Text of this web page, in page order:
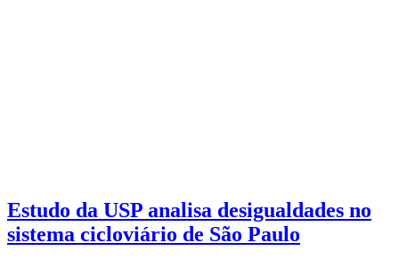
Estudo da USP analisa desigualdades no
sistema cicloviário de São Paulo